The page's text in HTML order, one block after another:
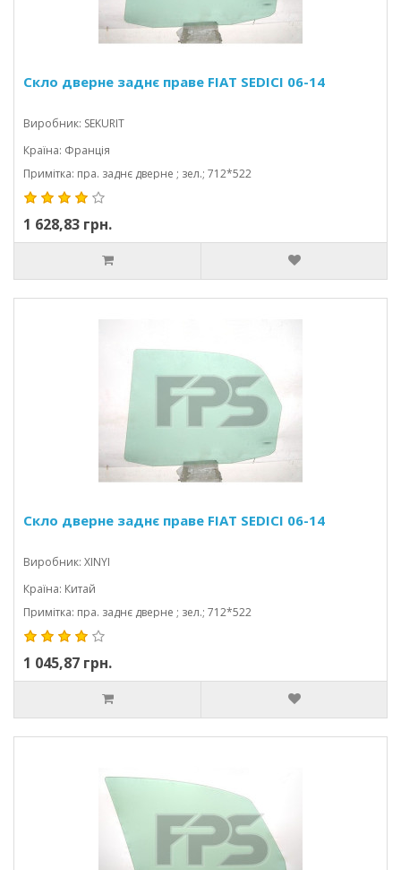
Скло дверне заднє праве FIAT SEDICI 06-14
Виробник: SEKURIT
Країна: Франція
Примітка: пра. заднє дверне ; зел.; 712*522
1 628,83 грн.
Скло дверне заднє праве FIAT SEDICI 06-14
Виробник: XINYI
Країна: Китай
Примітка: пра. заднє дверне ; зел.; 712*522
1 045,87 грн.